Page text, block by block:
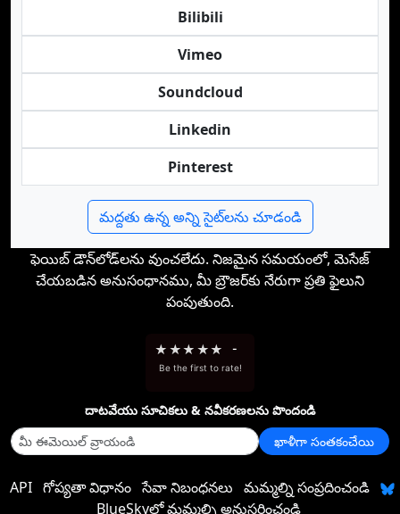
Bilibili
Vimeo
Soundcloud
Linkedin
Pinterest
మద్దతు ఉన్న అన్ని సైట్‌లను చూడండి
ఫెయిబ్ డౌన్‌లోడ్‌లను వుంచలేదు. నిజమైన సమయంలో, మెసేజ్‌
చేయబడిన అనుసంధానము, మీ బ్రౌజర్‌కు నేరుగా ప్రతి ఫైలుని
పంపుతుంది.
★ ★★ ★★ -
Be the first to rate!
దాటవేయు సూచికలు & నవీకరణలను పొందండి
ఖాళీగా సంతకంచేయి
API గోప్యతా విధానం సేవా నిబంధనలు మమ్మల్ని సంప్రదించండి
BlueSkyలో మమ్మల్ని అనుసరించండి